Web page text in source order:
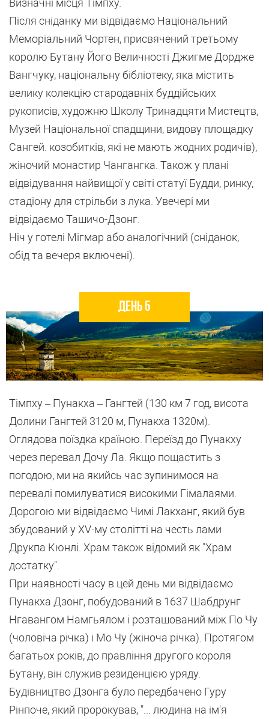
Визначні місця Тімпху.
Після сніданку ми відвідаємо Національний
Меморіальний Чортен, присвячений третьому
королю Бутану Його Величності Джигме Дордже
Вангчуку, національну бібліотеку, яка містить
велику колекцію стародавніх буддійських
рукописів, художню Школу Тринадцяти Мистецтв,
Музей Національної спадщини, видову площадку
Сангей. козобитків, які не мають жодних родичів),
жіночий монастир Чангангка. Також у плані
відвідування найвищої у світі статуї Будди, ринку,
стадіону для стрільби з лука. Увечері ми
відвідаємо Ташичо-Дзонг.
Ніч у готелі Мігмар або аналогічний (сніданок,
обід та вечеря включені).
День 5
Тімпху – Пунакха – Гангтей (130 км 7 год, висота
Долини Гангтей 3120 м, Пунакха 1320м).
Оглядова поїздка країною. Переїзд до Пунакху
через перевал Дочу Ла. Якщо пощастить з
погодою, ми на якийсь час зупинимося на
перевалі помилуватися високими Гімалаями.
Дорогою ми відвідаємо Чимі Лакханг, який був
збудований у XV-му столітті на честь лами
Друкпа Кюнлі. Храм також відомий як "Храм
достатку".
При наявності часу в цей день ми відвідаємо
Пунакха Дзонг, побудований в 1637 Шабдрунг
Нгавангом Намгьялом і розташований між По Чу
(чоловіча річка) і Мо Чу (жіноча річка). Протягом
багатьох років, до правління другого короля
Бутану, він служив резиденцією уряду.
Будівництво Дзонга було передбачено Гуру
Рінпоче, який пророкував, "... людина на ім'я